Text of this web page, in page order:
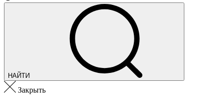
НАЙТИ
Закрыть